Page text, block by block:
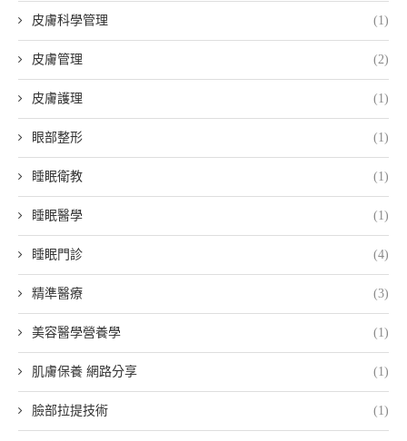
皮膚科學管理 (1)
皮膚管理 (2)
皮膚護理 (1)
眼部整形 (1)
睡眠衛教 (1)
睡眠醫學 (1)
睡眠門診 (4)
精準醫療 (3)
美容醫學營養學 (1)
肌膚保養 網路分享 (1)
臉部拉提技術 (1)